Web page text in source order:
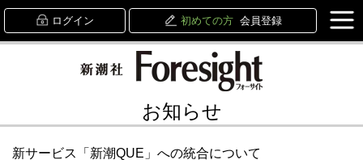
ログイン 初めての方 会員登録
お知らせ
新サービス「新潮QUE」への統合について